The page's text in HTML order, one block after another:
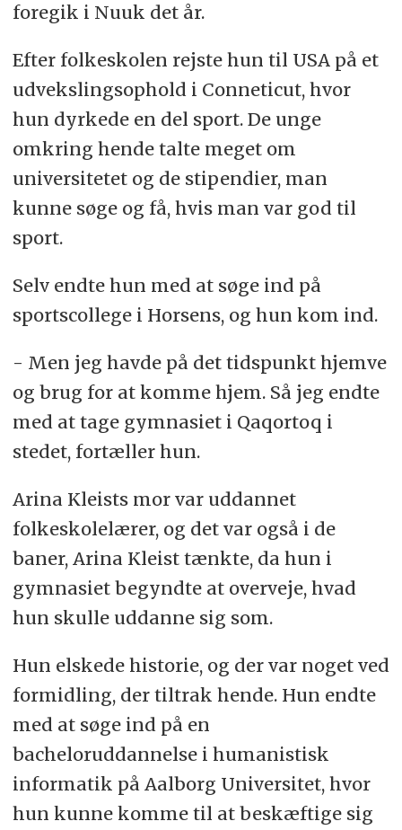
foregik i Nuuk det år.
Efter folkeskolen rejste hun til USA på et
udvekslingsophold i Conneticut, hvor
hun dyrkede en del sport. De unge
omkring hende talte meget om
universitetet og de stipendier, man
kunne søge og få, hvis man var god til
sport.
Selv endte hun med at søge ind på
sportscollege i Horsens, og hun kom ind.
- Men jeg havde på det tidspunkt hjemve
og brug for at komme hjem. Så jeg endte
med at tage gymnasiet i Qaqortoq i
stedet, fortæller hun.
Arina Kleists mor var uddannet
folkeskolelærer, og det var også i de
baner, Arina Kleist tænkte, da hun i
gymnasiet begyndte at overveje, hvad
hun skulle uddanne sig som.
Hun elskede historie, og der var noget ved
formidling, der tiltrak hende. Hun endte
med at søge ind på en
bacheloruddannelse i humanistisk
informatik på Aalborg Universitet, hvor
hun kunne komme til at beskæftige sig